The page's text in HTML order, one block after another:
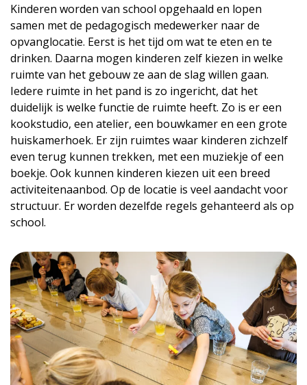
Kinderen worden van school opgehaald en lopen
samen met de pedagogisch medewerker naar de
opvanglocatie. Eerst is het tijd om wat te eten en te
drinken. Daarna mogen kinderen zelf kiezen in welke
ruimte van het gebouw ze aan de slag willen gaan.
Iedere ruimte in het pand is zo ingericht, dat het
duidelijk is welke functie de ruimte heeft. Zo is er een
kookstudio, een atelier, een bouwkamer en een grote
huiskamerhoek. Er zijn ruimtes waar kinderen zichzelf
even terug kunnen trekken, met een muziekje of een
boekje. Ook kunnen kinderen kiezen uit een breed
activiteitenaanbod. Op de locatie is veel aandacht voor
structuur. Er worden dezelfde regels gehanteerd als op
school.